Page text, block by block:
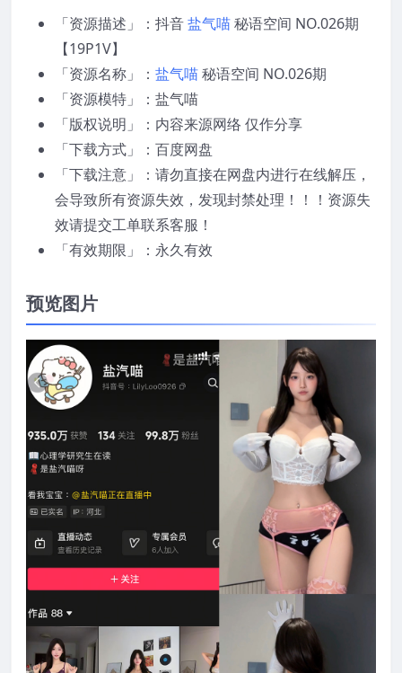
「资源描述」：抖音盐气喵秘语空间 NO.026期
【19P1V】
「资源名称」： 盐气喵秘语空间 NO.026期
「资源模特」：盐气喵
「版权说明」：内容来源网络 仅作分享
「下载方式」：百度网盘
「下载注意」：请勿直接在网盘内进行在线解压，
会导致所有资源失效，发现封禁处理！！！资源失
效请提交工单联系客服！
「有效期限」：永久有效
预览图片